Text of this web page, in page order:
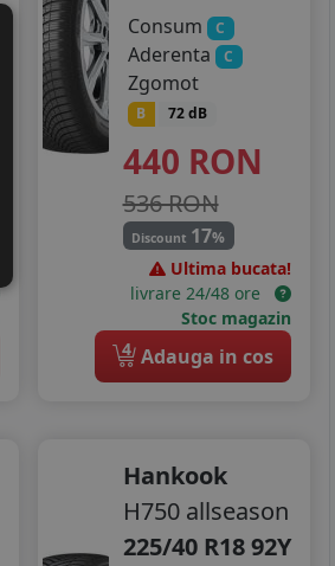
Consum
C
Aderenta C
Zgomot
B 72 dB
440 RON
536 RON
Discount 17%
Ultima bucata!
livrare 24/48 ore
Stoc magazin
4 Adauga in cos
Hankook
H750 allseason
225/40 R18 92Y